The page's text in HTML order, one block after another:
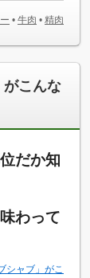
• 牛肉 • 精肉
がこんな
だか知
わって
シャブ」がこ